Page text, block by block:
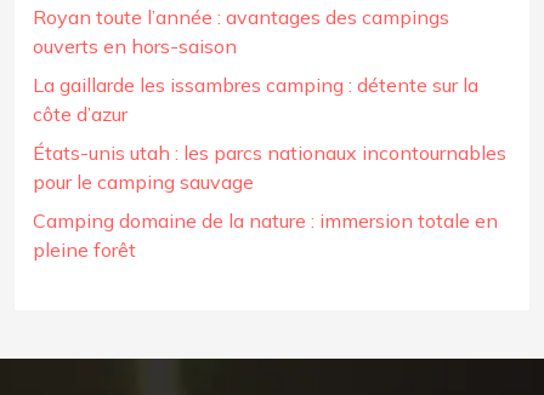
Royan toute l’année : avantages des campings
ouverts en hors-saison
La gaillarde les issambres camping : détente sur la
côte d’azur
États-unis utah : les parcs nationaux incontournables
pour le camping sauvage
Camping domaine de la nature : immersion totale en
pleine forêt